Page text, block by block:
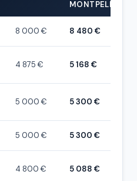
MONTPELLIER)
8 000 € 8 480 €
4 875 € 5 168 €
5 000 € 5 300 €
5 000 € 5 300 €
4 800 € 5 088 €